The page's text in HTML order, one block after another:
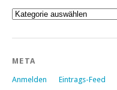
Kategorien
META
Anmelden Eintrags-Feed